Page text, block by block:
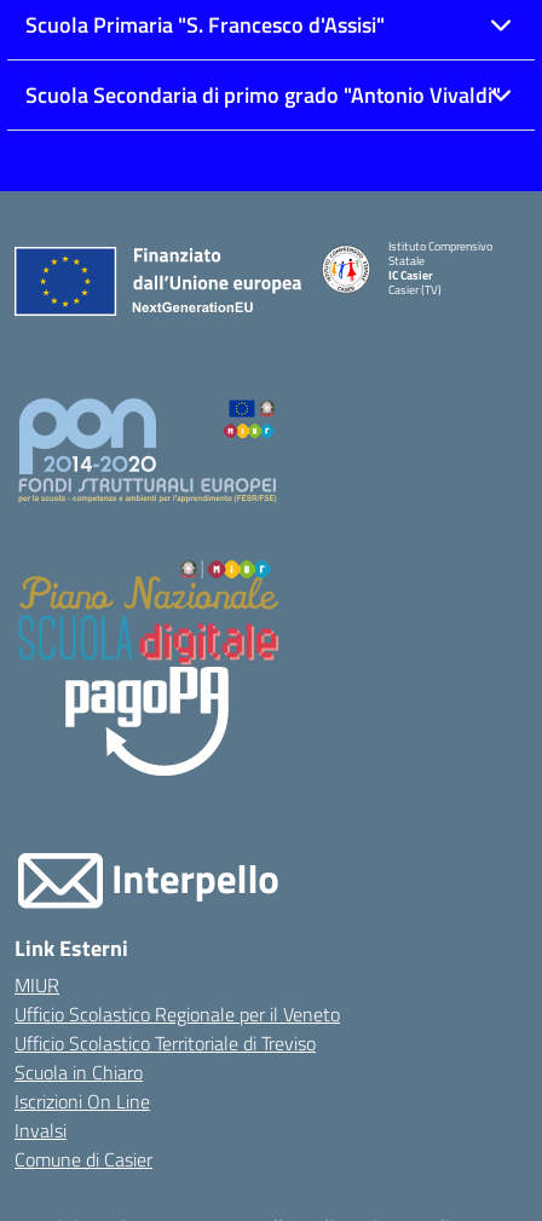
Scuola Primaria "S. Francesco d'Assisi"
Scuola Secondaria di primo grado "Antonio Vivaldi"
Istituto Comprensivo
Statale
IC Casier
Casier (TV)
Link Esterni
MIUR
Ufficio Scolastico Regionale per il Veneto
Ufficio Scolastico Territoriale di Treviso
Scuola in Chiaro
Iscrizioni On Line
Invalsi
Comune di Casier